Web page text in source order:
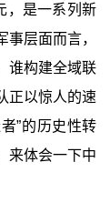
，是一系列新
层面而言，
谁构建全域联
正以惊人的速
”的历史性转
来体会一下中